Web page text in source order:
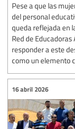
Pese a que las
del personal
queda reflejada en
Red de
responder a este
como un elemento
16 abril 2026